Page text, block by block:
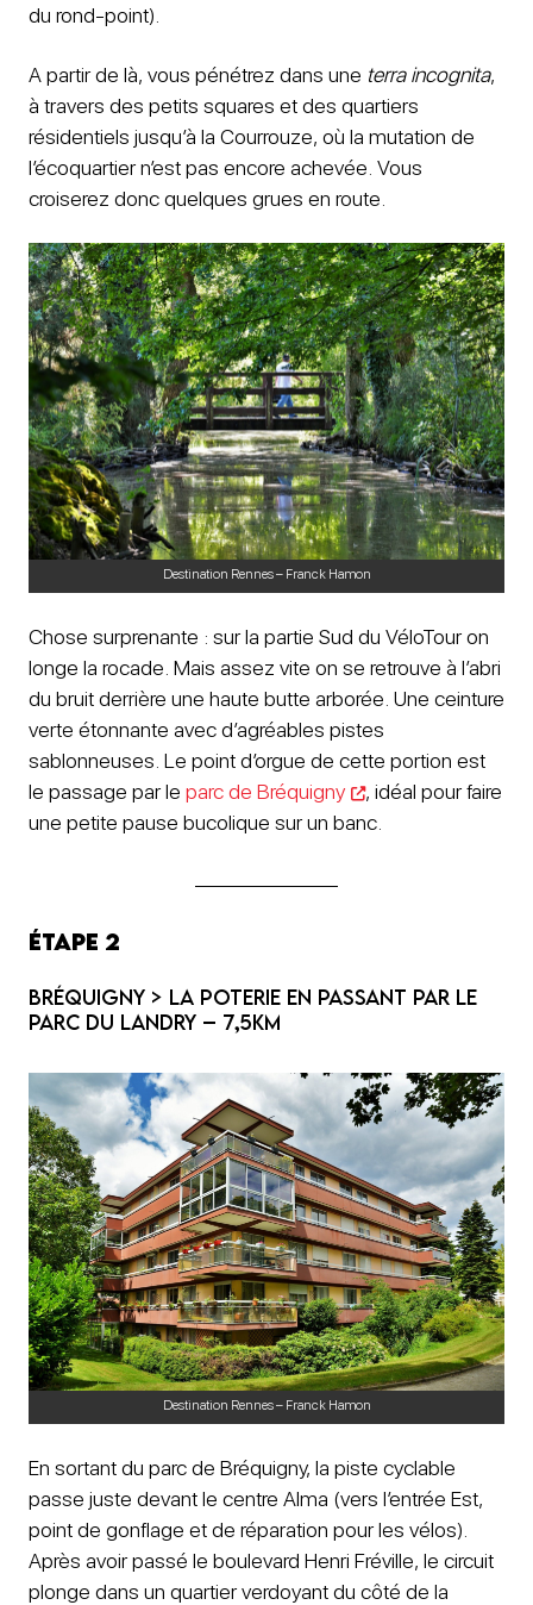
du rond-point).
A partir de là, vous pénétrez dans une terra incognita,
à travers des petits squares et des quartiers
résidentiels jusqu’à la Courrouze, où la mutation de
l’écoquartier n’est pas encore achevée. Vous
croiserez donc quelques grues en route.
Destination Rennes – Franck Hamon
Chose surprenante : sur la partie Sud du VéloTour on
longe la rocade. Mais assez vite on se retrouve à l’abri
du bruit derrière une haute butte arborée. Une ceinture
verte étonnante avec d’agréables pistes
sablonneuses. Le point d’orgue de cette portion est
le passage par le parc de Bréquigny
, idéal pour faire
une petite pause bucolique sur un banc.
Étape 2
Bréquigny > La Poterie en passant par le
Parc du Landry – 7,5km
Destination Rennes – Franck Hamon
En sortant du parc de Bréquigny, la piste cyclable
passe juste devant le centre Alma (vers l’entrée Est,
point de gonflage et de réparation pour les vélos).
Après avoir passé le boulevard Henri Fréville, le circuit
plonge dans un quartier verdoyant du côté de la